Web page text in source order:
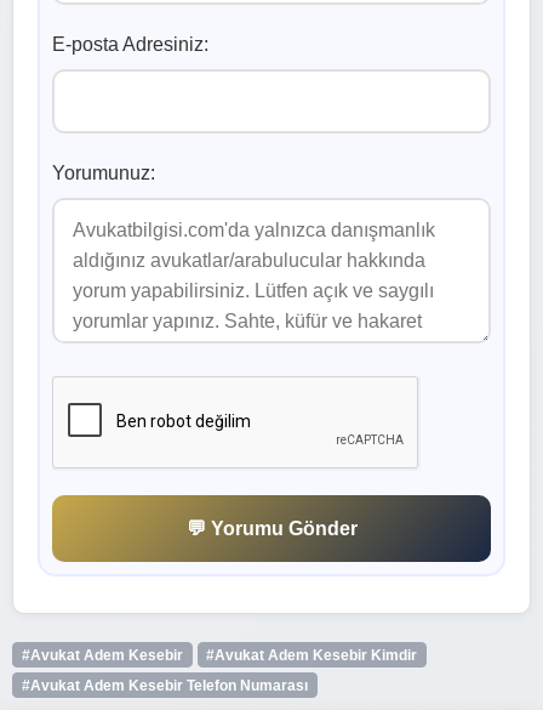
E-posta Adresiniz:
Yorumunuz:
💬 Yorumu Gönder
#Avukat Adem Kesebir
#Avukat Adem Kesebir Kimdir
#Avukat Adem Kesebir Telefon Numarası